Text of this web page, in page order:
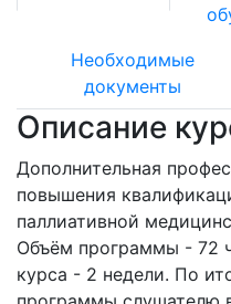
Необходимые
документы
Описание
Дополнительная
повышения
паллиативной
Объём программы - 72
курса - 2 недели. По